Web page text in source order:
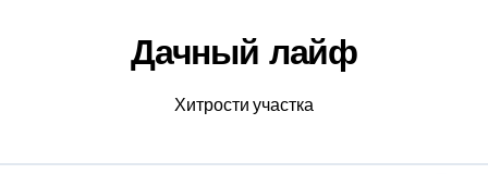
Дачный лайф
Хитрости участка